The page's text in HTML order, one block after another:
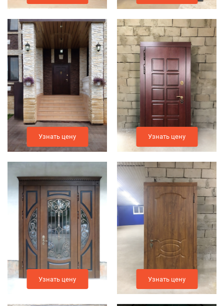
Узнать цену
Узнать цену
Узнать цену
Узнать цену